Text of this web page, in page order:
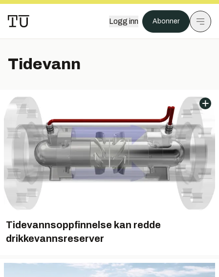
Logg inn Abonner
Tidevann
Tidevannsoppfinnelse kan redde
drikkevannsreserver